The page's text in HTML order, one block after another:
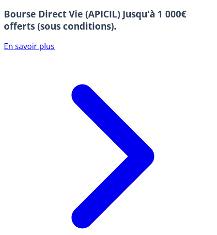
Bourse Direct Vie (APICIL) Jusqu'à 1 000€
offerts (sous conditions).
En savoir plus